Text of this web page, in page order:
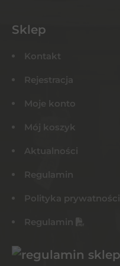
Sklep
Kontakt
Rejestracja
Moje konto
Mój koszyk
Aktualności
Regulamin
Polityka prywatności
Regulamin